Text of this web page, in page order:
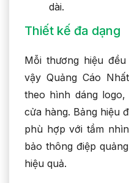
dài.
Thiết kế đa dạng
Mỗi thương hiệu
vậy Quảng Cáo
theo hình dáng
cửa hàng. Bảng hiệu
phù hợp với tầm
bảo thông điệp
hiệu quả.